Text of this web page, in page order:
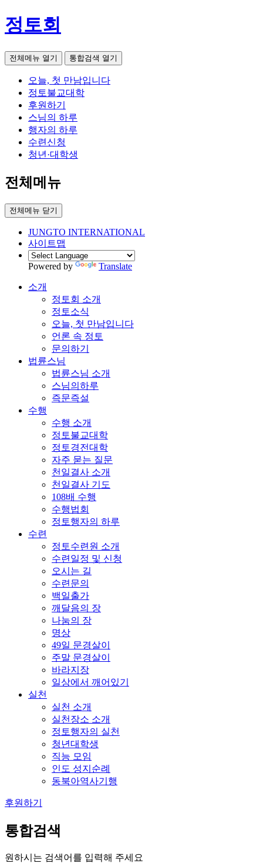
정토회
전체메뉴 열기 통합검색 열기
오늘, 첫 만남입니다
정토불교대학
후원하기
스님의 하루
행자의 하루
수련신청
청년·대학생
전체메뉴
전체메뉴 닫기
JUNGTO INTERNATIONAL
사이트맵
Powered by Translate
소개
정토회 소개
정토소식
오늘, 첫 만남입니다
언론 속 정토
문의하기
법륜스님
법륜스님 소개
스님의하루
즉문즉설
수행
수행 소개
정토불교대학
정토경전대학
자주 묻는 질문
천일결사 소개
천일결사 기도
108배 수행
수행법회
정토행자의 하루
수련
정토수련원 소개
수련일정 및 신청
오시는 길
수련문의
백일출가
깨달음의 장
나눔의 장
명상
49일 문경살이
주말 문경살이
바라지장
일상에서 깨어있기
실천
실천 소개
실천장소 소개
정토행자의 실천
청년대학생
직능 모임
인도 성지순례
동북아역사기행
후원하기
통합검색
원하시는 검색어를 입력해 주세요